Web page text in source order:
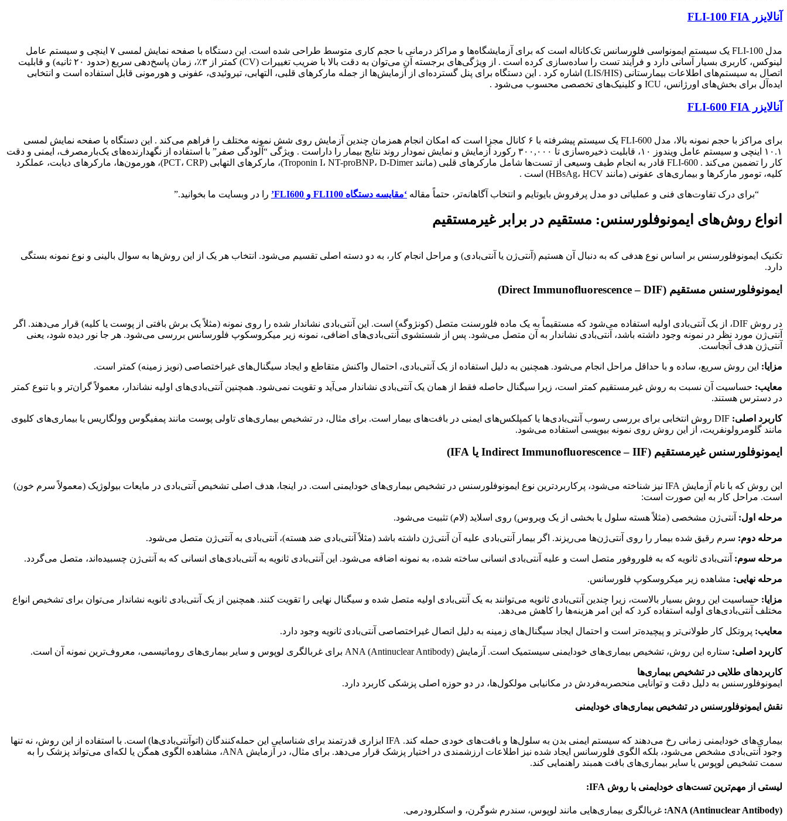
آنالایزر FLI-100 FIA
مدل FLI-100 یک سیستم ایمونواسی فلورسانس تک‌کاناله است که برای آزمایشگاه‌ها و مراکز درمانی با حجم کاری متوسط طراحی شده است. این دستگاه با صفحه نمایش لمسی ۷ اینچی و سیستم عامل
لینوکس، کاربری بسیار آسانی دارد و فرآیند تست را ساده‌سازی کرده است . از ویژگی‌های برجسته آن می‌توان به دقت بالا با ضریب تغییرات (CV) کمتر از ۳٪، زمان پاسخ‌دهی سریع (حدود ۲۰ ثانیه) و قابلیت
اتصال به سیستم‌های اطلاعات بیمارستانی (LIS/HIS) اشاره کرد . این دستگاه برای پنل گسترده‌ای از آزمایش‌ها از جمله مارکرهای قلبی، التهابی، تیروئیدی، عفونی و هورمونی قابل استفاده است و انتخابی
ایده‌آل برای بخش‌های اورژانس، ICU و کلینیک‌های تخصصی محسوب می‌شود .
آنالایزر FLI-600 FIA
برای مراکز با حجم نمونه بالا، مدل FLI-600 یک سیستم پیشرفته با ۶ کانال مجزا است که امکان انجام همزمان چندین آزمایش روی شش نمونه مختلف را فراهم می‌کند . این دستگاه با صفحه نمایش لمسی
۱۰.۱ اینچی و سیستم عامل ویندوز ۱۰، قابلیت ذخیره‌سازی تا ۳۰۰,۰۰۰ رکورد آزمایش و نمایش نمودار روند نتایج بیمار را داراست . ویژگی “آلودگی صفر” با استفاده از نگهدارنده‌های یک‌بارمصرف، ایمنی و دقت
کار را تضمین می‌کند . FLI-600 قادر به انجام طیف وسیعی از تست‌ها شامل مارکرهای قلبی (مانند Troponin I، NT-proBNP، D-Dimer)، مارکرهای التهابی (PCT، CRP)، هورمون‌ها، مارکرهای دیابت، عملکرد
کلیه، تومور مارکرها و بیماری‌های عفونی (مانند HBsAg، HCV) است .
“برای درک تفاوت‌های فنی و عملیاتی دو مدل پرفروش بایوتایم و انتخاب آگاهانه‌تر، حتماً مقاله ‘مقایسه دستگاه FLI100 و FLI600’ را در وبسایت ما بخوانید.”
انواع روش‌های ایمونوفلورسنس: مستقیم در برابر غیرمستقیم
تکنیک ایمونوفلورسنس بر اساس نوع هدفی که به دنبال آن هستیم (آنتی‌ژن یا آنتی‌بادی) و مراحل انجام کار، به دو دسته اصلی تقسیم می‌شود. انتخاب هر یک از این روش‌ها به سوال بالینی و نوع نمونه بستگی
دارد.
ایمونوفلورسنس مستقیم (Direct Immunofluorescence – DIF)
در روش DIF، از یک آنتی‌بادی اولیه استفاده می‌شود که مستقیماً به یک ماده فلورسنت متصل (کونژوگه) است. این آنتی‌بادی نشاندار شده را روی نمونه (مثلاً یک برش بافتی از پوست یا کلیه) قرار می‌دهند. اگر
آنتی‌ژن مورد نظر در نمونه وجود داشته باشد، آنتی‌بادی نشاندار به آن متصل می‌شود. پس از شستشوی آنتی‌بادی‌های اضافی، نمونه زیر میکروسکوپ فلورسانس بررسی می‌شود. هر جا نور دیده شود، یعنی
آنتی‌ژن هدف آنجاست.
مزایا: این روش سریع، ساده و با حداقل مراحل انجام می‌شود. همچنین به دلیل استفاده از یک آنتی‌بادی، احتمال واکنش متقاطع و ایجاد سیگنال‌های غیراختصاصی (نویز زمینه) کمتر است.
معایب: حساسیت آن نسبت به روش غیرمستقیم کمتر است، زیرا سیگنال حاصله فقط از همان یک آنتی‌بادی نشاندار می‌آید و تقویت نمی‌شود. همچنین آنتی‌بادی‌های اولیه نشاندار، معمولاً گران‌تر و با تنوع کمتر
در دسترس هستند.
کاربرد اصلی:
DIF روش انتخابی برای بررسی رسوب آنتی‌بادی‌ها یا کمپلکس‌های ایمنی در بافت‌های بیمار است. برای مثال، در تشخیص بیماری‌های تاولی پوست مانند پمفیگوس وولگاریس یا بیماری‌های کلیوی
مانند گلومرولونفریت، از این روش روی نمونه بیوپسی استفاده می‌شود.
ایمونوفلورسنس غیرمستقیم (Indirect Immunofluorescence – IIF یا IFA)
این روش که با نام آزمایش IFA نیز شناخته می‌شود، پرکاربردترین نوع ایمونوفلورسنس در تشخیص بیماری‌های خودایمنی است. در اینجا، هدف اصلی تشخیص آنتی‌بادی در مایعات بیولوژیک (معمولاً سرم خون)
است. مراحل کار به این صورت است:
مرحله اول: آنتی‌ژن مشخصی (مثلاً هسته سلول یا بخشی از یک ویروس) روی اسلاید (لام) تثبیت می‌شود.
مرحله دوم: سرم رقیق شده بیمار را روی آنتی‌ژن‌ها می‌ریزند. اگر بیمار آنتی‌بادی علیه آن آنتی‌ژن داشته باشد (مثلاً آنتی‌بادی ضد هسته)، آنتی‌بادی به آنتی‌ژن متصل می‌شود.
مرحله سوم: آنتی‌بادی ثانویه که به فلوروفور متصل است و علیه آنتی‌بادی انسانی ساخته شده، به نمونه اضافه می‌شود. این آنتی‌بادی ثانویه به آنتی‌بادی‌های انسانی که به آنتی‌ژن چسبیده‌اند، متصل می‌گردد.
مرحله نهایی: مشاهده زیر میکروسکوپ فلورسانس.
مزایا: حساسیت این روش بسیار بالاست، زیرا چندین آنتی‌بادی ثانویه می‌توانند به یک آنتی‌بادی اولیه متصل شده و سیگنال نهایی را تقویت کنند. همچنین از یک آنتی‌بادی ثانویه نشاندار می‌توان برای تشخیص انواع
مختلف آنتی‌بادی‌های اولیه استفاده کرد که این امر هزینه‌ها را کاهش می‌دهد.
معایب: پروتکل کار طولانی‌تر و پیچیده‌تر است و احتمال ایجاد سیگنال‌های زمینه به دلیل اتصال غیراختصاصی آنتی‌بادی ثانویه وجود دارد.
کاربرد اصلی: ستاره این روش، تشخیص بیماری‌های خودایمنی سیستمیک است. آزمایش ANA (Antinuclear Antibody) برای غربالگری لوپوس و سایر بیماری‌های روماتیسمی، معروف‌ترین نمونه آن است.
کاربردهای طلایی در تشخیص بیماری‌ها
ایمونوفلورسنس به دلیل دقت و توانایی منحصربه‌فردش در مکانیابی مولکول‌ها، در دو حوزه اصلی پزشکی کاربرد دارد.
نقش ایمونوفلورسنس در تشخیص بیماری‌های خودایمنی
بیماری‌های خودایمنی زمانی رخ می‌دهند که سیستم ایمنی بدن به سلول‌ها و بافت‌های خودی حمله کند. IFA ابزاری قدرتمند برای شناسایی این حمله‌کنندگان (اتوآنتی‌بادی‌ها) است. با استفاده از این روش، نه تنها
وجود آنتی‌بادی مشخص می‌شود، بلکه الگوی فلورسانس ایجاد شده نیز اطلاعات ارزشمندی در اختیار پزشک قرار می‌دهد. برای مثال، در آزمایش ANA، مشاهده الگوی همگن یا لکه‌ای می‌تواند پزشک را به
سمت تشخیص لوپوس یا سایر بیماری‌های بافت همبند راهنمایی کند.
لیستی از مهم‌ترین تست‌های خودایمنی با روش IFA:
ANA (Antinuclear Antibody): غربالگری بیماری‌هایی مانند لوپوس، سندرم شوگرن، و اسکلرودرمی.